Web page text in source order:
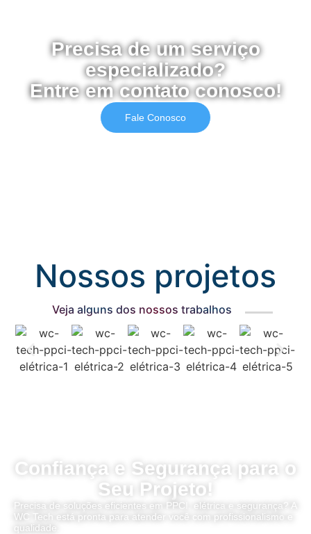
Precisa de um serviço
especializado?
Entre em contato conosco!
Fale Conosco
Nossos projetos
Veja alguns dos nossos trabalhos
Confiança e Segurança para o
Seu Projeto!
Precisa de soluções eficientes em PPCI elétrica segurança
? A
WC Tech está pronta para atender você com
profissionalismo
qualidade